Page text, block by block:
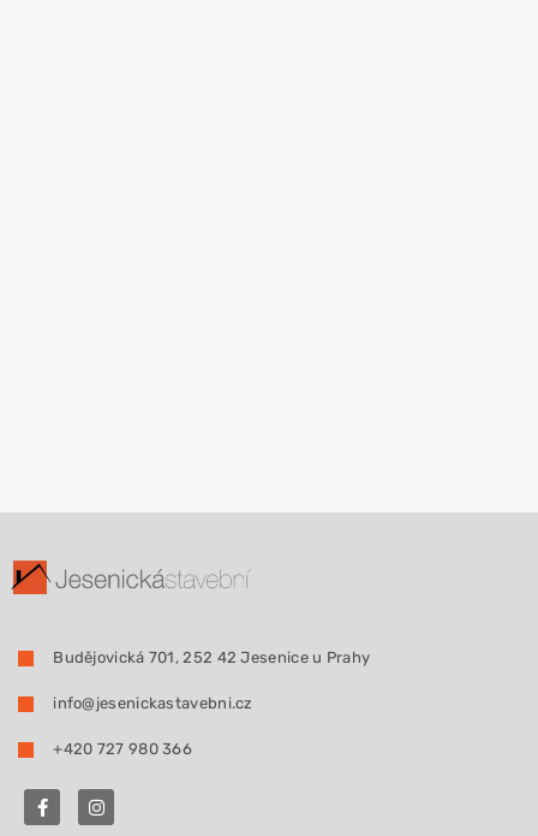
Budějovická 701, 252 42 Jesenice u Prahy
info@jesenickastavebni.cz
+420 727 980 366